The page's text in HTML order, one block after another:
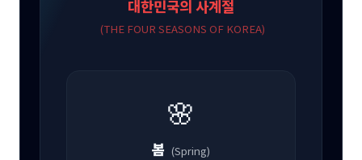
대한민국의 사계절
(THE FOUR SEASONS OF KOREA)
🌸
봄 (Spring)